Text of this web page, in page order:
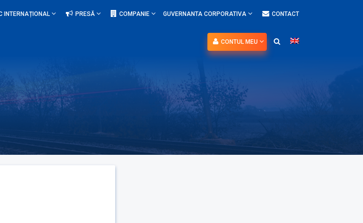
INTERNAȚIONAL PRESĂ COMPANIE GUVERNANTA CORPORATIVA CONTACT
CONTUL MEU